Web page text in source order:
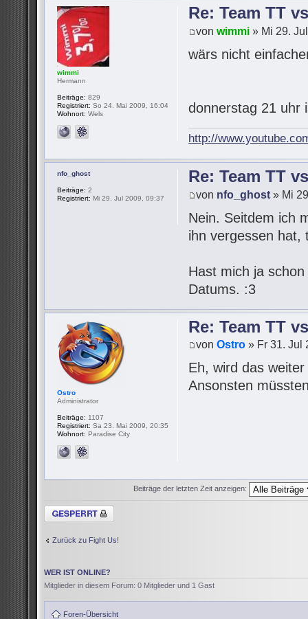
Re: Team TT
vonwimmi » Mi 29.
wärs nicht
donnerstag 21 uhr
http://
wimmi
Hermann
Beiträge: 829
Registriert: So 24. Mai 2009, 16:04
Wohnort: Wels
Re: Team TT
von nfo_ghost » Mi
Nein. Seitdem ich
ihn vergessen
Hast mich ja
Datums. :3
nfo_ghost
Beiträge: 2
Registriert: Mi 29. Jul 2009, 09:37
Re: Team TT
vonOstro » Fr 31. Jul
Eh, wird das
Ansonsten
Ostro
Administrator
Beiträge: 1107
Registriert: Sa 23. Mai 2009, 20:35
Wohnort: Paradise City
Beiträge der letzten Zeit anzeigen:
Thema gesperrt
Zurück zu Fight Us!
WER IST ONLINE?
Mitglieder in diesem Forum: 0 Mitglieder und 1 Gast
Foren-Übersicht